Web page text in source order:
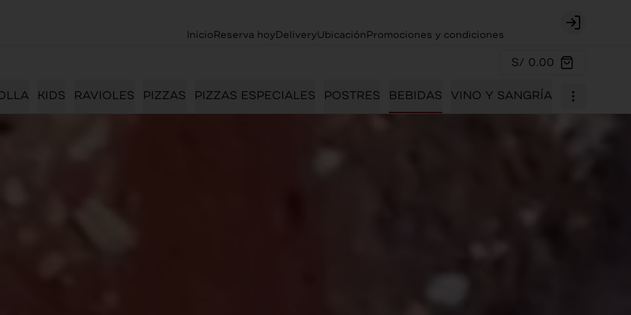
InicioReserva hoyDeliveryUbicaciónPromociones y condiciones Login
S/ 0.00
KIDS RAVIOLES PIZZAS PIZZAS ESPECIALES POSTRES BEBIDAS VINO Y SANGRÍA